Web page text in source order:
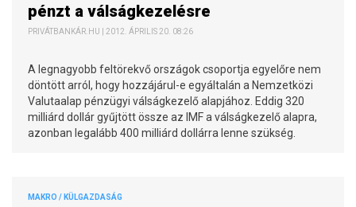
pénzt a válságkezelésre
PRIVÁTBANKÁR.HU | 2012. ÁPRILIS 20. 08:26
A legnagyobb feltörekvő országok csoportja egyelőre nem
döntött arról, hogy hozzájárul-e egyáltalán a Nemzetközi
Valutaalap pénzügyi válságkezelő alapjához. Eddig 320
milliárd dollár gyűjtött össze az IMF a válságkezelő alapra,
azonban legalább 400 milliárd dollárra lenne szükség.
MAKRO / KÜLGAZDASÁG